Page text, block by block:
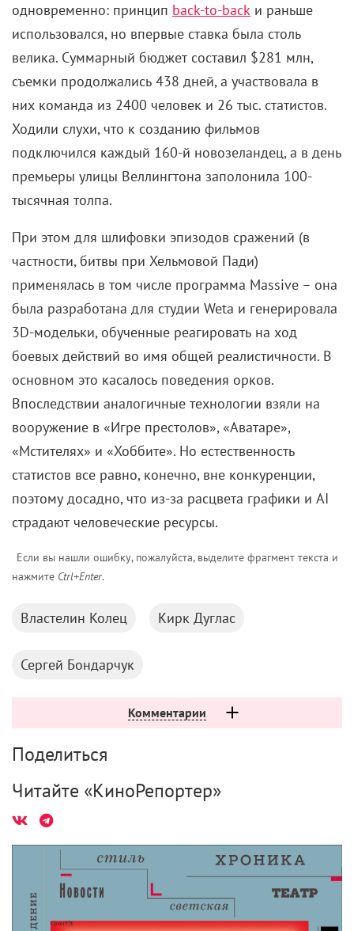
одновременно: принцип back-to-back и раньше
использовался, но впервые ставка была столь
велика. Суммарный бюджет составил $281 млн,
съемки продолжались 438 дней, а участвовала в
них команда из 2400 человек и 26 тыс. статистов.
Ходили слухи, что к созданию фильмов
подключился каждый 160-й новозеландец, а в день
премьеры улицы Веллингтона заполонила 100-
тысячная толпа.
При этом для шлифовки эпизодов сражений (в
частности, битвы при Хельмовой Пади)
применялась в том числе программа Massive – она
была разработана для студии Weta и генерировала
3D-модельки, обученные реагировать на ход
боевых действий во имя общей реалистичности. В
основном это касалось поведения орков.
Впоследствии аналогичные технологии взяли на
вооружение в «Игре престолов», «Аватаре»,
«Мстителях» и «Хоббите». Но естественность
статистов все равно, конечно, вне конкуренции,
поэтому досадно, что из-за расцвета графики и AI
страдают человеческие ресурсы.
Если вы нашли ошибку, пожалуйста, выделите фрагмент текста и
нажмите Ctrl+Enter.
Властелин Колец Кирк Дуглас
Сергей Бондарчук
Комментарии
Поделиться
Читайте «КиноРепортер»